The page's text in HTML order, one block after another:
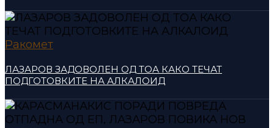
Ракомет
ЛАЗАРОВ ЗАДОВОЛЕН ОД ТОА КАКО ТЕЧАТ
ПОДГОТОВКИТЕ НА АЛКАЛОИД